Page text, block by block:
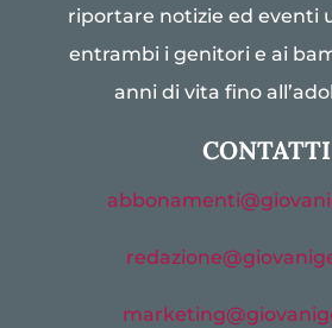
riportare notizie ed eventi
entrambi i genitori e ai
anni di vita fino
CONTATTI